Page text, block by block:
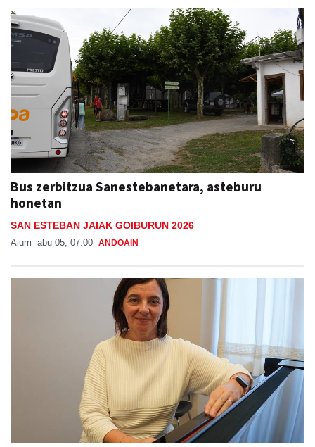
Bus zerbitzua Sanestebanetara, asteburu
honetan
SAN ESTEBAN JAIAK GOIBURUN 2026
Aiurri abu 05, 07:00 ANDOAIN